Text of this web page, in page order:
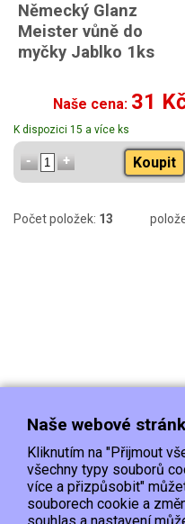
Německý Glanz
Meister vůně do
myčky Jablko 1ks
Naše cena: 31
K dispozici 15 a více ks
Koupit
Počet položek: 13
Doprava Platba
Naše webové
Kliknutím na "Přijmout
všechny typy souborů
více a přizpůsobit"
souborech cookie a